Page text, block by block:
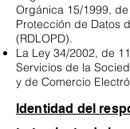
Orgánica 15/1999,
Protección de Datos
(RDLOPD).
La Ley 34/2002, de
Servicios de la
y de Comercio
Identidad del